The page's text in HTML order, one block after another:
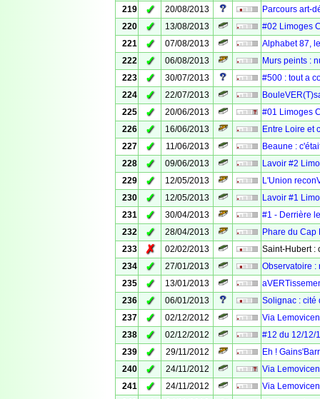
219
✓ 20/08/2013
Parcours art-
220
✓ 13/08/2013
#02 Limoges
221
✓ 07/08/2013
Alphabet 87,
222
✓ 06/08/2013
Murs peints :
223
✓ 30/07/2013
#500 : tout a
224
✓ 22/07/2013
225
✓ 20/06/2013
#01 Limoges
226
✓ 16/06/2013
Entre Loire et
227
✓ 11/06/2013
Beaune :
228
✓ 09/06/2013
Lavoir #2
229
✓ 12/05/2013
L'Union
230
✓ 12/05/2013
Lavoir #1
231
✓ 30/04/2013
#1 - Derrière
232
✓ 28/04/2013
Phare du Cap
233
✗ 02/02/2013
Saint-Hubert :
234
✓ 27/01/2013
Observatoire :
235
✓ 13/01/2013
236
✓ 06/01/2013
Solignac : cité
237
✓ 02/12/2012
Via
238
✓ 02/12/2012
#12 du 12/12/
239
✓ 29/11/2012
Eh !
240
✓ 24/11/2012
Via
241
✓ 24/11/2012
Via